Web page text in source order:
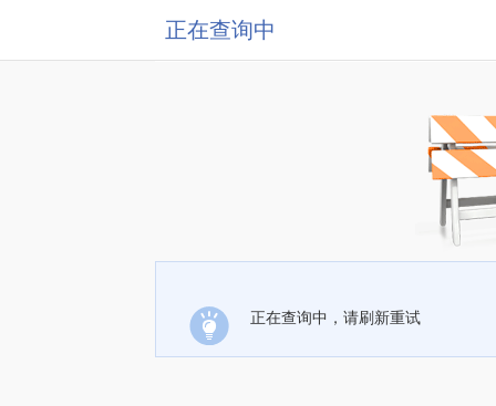
正在查询中
正在查询中，请刷新重试